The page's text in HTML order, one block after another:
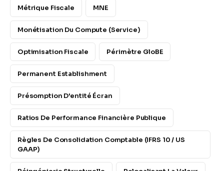
Métrique Fiscale MNE
Monétisation Du Compute (service)
Optimisation Fiscale Périmètre GloBE
Permanent Establishment
Présomption D'entité Écran
Ratios De Performance Financière Publique
Règles De Consolidation Comptable (IFRS 10 / US
GAAP)